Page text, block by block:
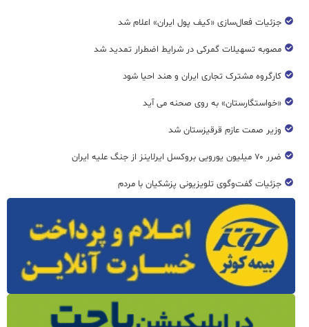
جزئیات فعال‌سازی «کیف پول ایران» اعلام شد
مصوبه تسهیلات گمرکی در شرایط اضطرار تمدید شد
کارگروه مشترک تجاری ایران و هند احیا شود
«خواستگارستان» به روی صحنه می آید
وزیر صمت عازم قرقیزستان شد
ضرر ۷۰ میلیون یورویی بروکسل ایرلاینز از جنگ علیه ایران
جزئیات گفت‌وگوی تلویزیونی پزشکیان با مردم